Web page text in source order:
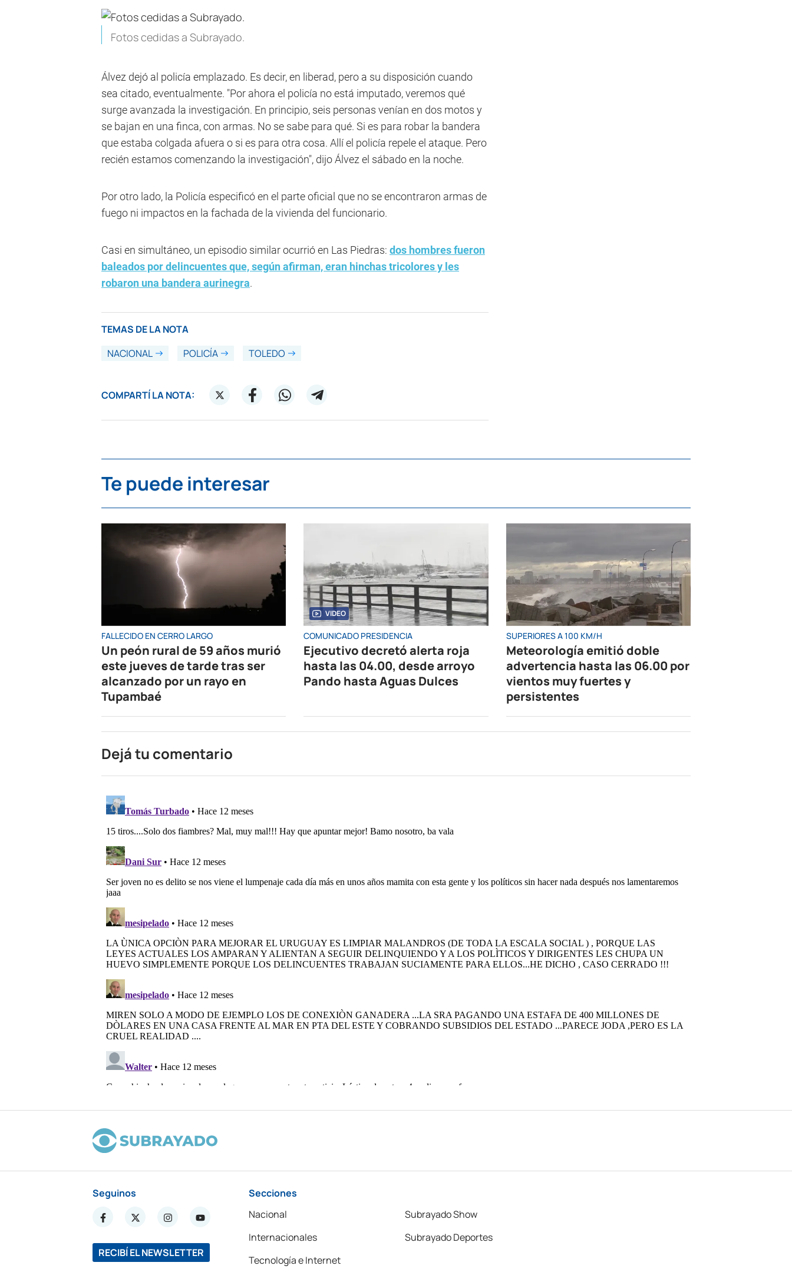
Fotos cedidas a Subrayado.
Álvez dejó al policía emplazado. Es decir, en liberad, pero a su disposición cuando
sea citado, eventualmente. "Por ahora el policía no está imputado, veremos qué
surge avanzada la investigación. En principio, seis personas venían en dos motos y
se bajan en una finca, con armas. No se sabe para qué. Si es para robar la bandera
que estaba colgada afuera o si es para otra cosa. Allí el policía repele el ataque. Pero
recién estamos comenzando la investigación", dijo Álvez el sábado en la noche.
Por otro lado, la Policía especificó en el parte oficial que no se encontraron armas de
fuego ni impactos en la fachada de la vivienda del funcionario.
Casi en simultáneo, un episodio similar ocurrió en Las Piedras: dos hombres fueron
baleados por delincuentes que, según afirman, eran hinchas tricolores y les
robaron una bandera aurinegra.
TEMAS DE LA NOTA
NACIONAL
POLICÍA TOLEDO
COMPARTÍ LA NOTA:
Te puede interesar
FALLECIDO EN CERRO LARGO
Un peón rural de 59 años murió
este jueves de tarde tras ser
alcanzado por un rayo en
Tupambaé
VIDEO
COMUNICADO PRESIDENCIA
Ejecutivo decretó alerta roja
hasta las 04.00, desde arroyo
Pando hasta Aguas Dulces
SUPERIORES A 100 KM/H
Meteorología emitió doble
advertencia hasta las 06.00 por
vientos muy fuertes y
persistentes
Dejá tu comentario
Seguinos
RECIBÍ EL NEWSLETTER
Secciones
Nacional
Internacionales
Tecnología e Internet
Subrayado Show
Subrayado Deportes